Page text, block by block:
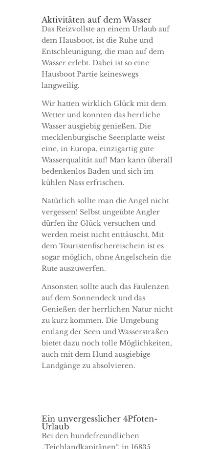
Aktivitäten auf dem Wasser
Das Reizvollste an einem Urlaub auf
dem Hausboot, ist die Ruhe und
Entschleunigung, die man auf dem
Wasser erlebt. Dabei ist so eine
Hausboot Partie keineswegs
langweilig.
Wir hatten wirklich Glück mit dem
Wetter und konnten das herrliche
Wasser ausgiebig genießen. Die
mecklenburgische Seenplatte weist
eine, in Europa, einzigartig gute
Wasserqualität auf! Man kann überall
bedenkenlos Baden und sich im
kühlen Nass erfrischen.
Natürlich sollte man die Angel nicht
vergessen! Selbst ungeübte Angler
dürfen ihr Glück versuchen und
werden meist nicht enttäuscht. Mit
dem Touristenfischereischein ist es
sogar möglich, ohne Angelschein die
Rute auszuwerfen.
Ansonsten sollte auch das Faulenzen
auf dem Sonnendeck und das
Genießen der herrlichen Natur nicht
zu kurz kommen. Die Umgebung
entlang der Seen und Wasserstraßen
bietet dazu noch tolle Möglichkeiten,
auch mit dem Hund ausgiebige
Landgänge zu absolvieren.
Ein unvergesslicher 4Pfoten-
Urlaub
Bei den hundefreundlichen
„Teichlandkapitänen“, in 16835